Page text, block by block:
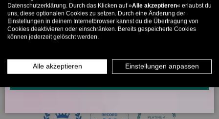
Monika Eidenschink
Top Produkt!
5327 Bewertungen
E-Mail
MÄNNER
INFOS ÜBER WHATSAPP? KEIN PROBLEM!
KLICK HIER UND SCHICKE UNS DIE VORGESCHRIEBENE NACHRICHT,
Datenschutzerklärung. Durch das Klicken auf »Alle akzeptieren« erlaubst du
uns, diese optionalen Cookies zu setzen. Durch eine Änderung der
Einstellungen in deinem Internetbrowser kannst du die Übertragung von
Cookies deaktivieren oder einschränken. Bereits gespeicherte Cookies
können jederzeit gelöscht werden.
Alle akzeptieren Einstellungen anpassen